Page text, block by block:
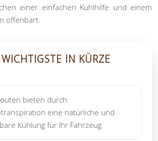
einer einfachen Kühlhilfe und einem
offenbart.
IN KÜRZE
bieten durch
eine natürliche und
Kühlung für Ihr Fahrzeug.